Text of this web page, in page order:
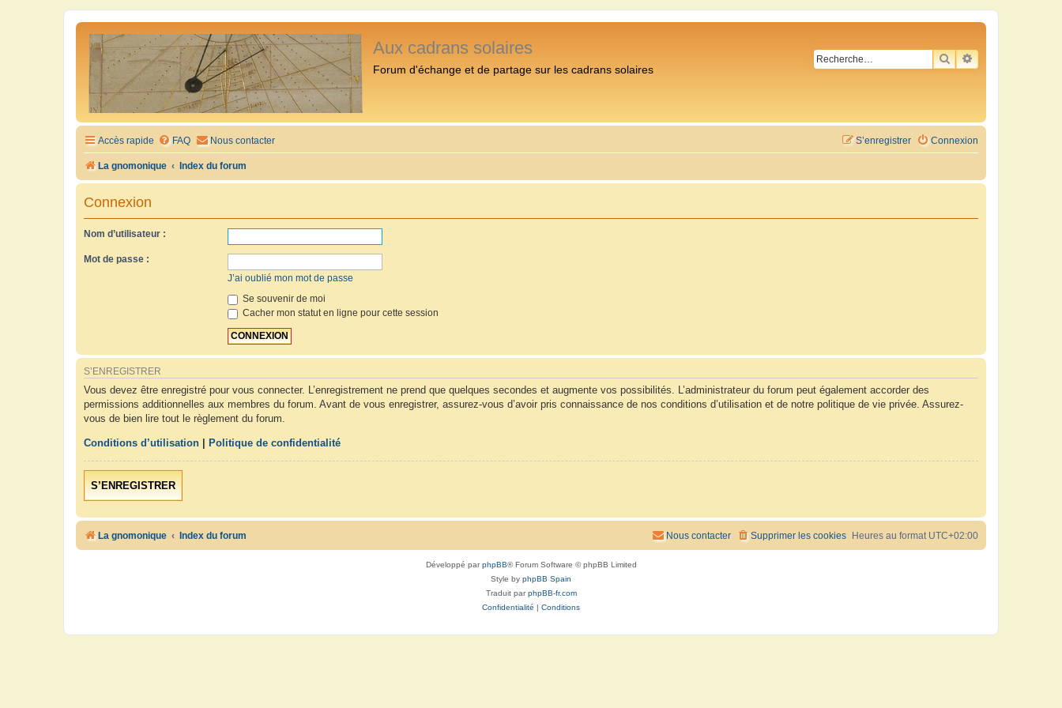
Aux cadrans solaires
Forum d'échange et de partage sur les cadrans solaires
RECHERCHER
RECHERCHE
Accès rapide FAQ Nous contacter Connexion
S’enregistrer
La gnomonique Index du forum
Connexion
Nom d’utilisateur :
Mot de passe :
J’ai oublié mon mot de passe
Se souvenir de moi
Cacher mon statut en ligne pour cette session
S’ENREGISTRER
Vous devez être enregistré pour vous connecter. L’enregistrement ne prend que quelques secondes et augmente vos possibilités. L’administrateur du forum peut également accorder des
permissions additionnelles aux membres du forum. Avant de vous enregistrer, assurez-vous d’avoir pris connaissance de nos conditions d’utilisation et de notre politique de vie privée. Assurez-
vous de bien lire tout le règlement du forum.
Conditions d’utilisation Politique de confidentialité
S’ENREGISTRER
La gnomonique Index du forum Heures au format UTC+02:00
Supprimer les cookies
Nous contacter
Développé parphpBB® Forum Software © phpBB Limited
Style by phpBB Spain
Traduit parphpBB-fr.com
Confidentialité
Conditions